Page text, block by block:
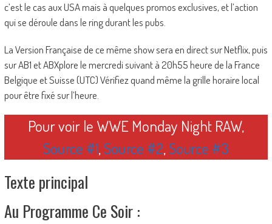
c’est le cas aux USA mais à quelques promos exclusives, et l’action
qui se déroule dans le ring durant les pubs.
La Version Française de ce même show sera en direct sur Netflix, puis
sur AB1 et ABXplore le mercredi suivant à 20h55 heure de la France
Belgique et Suisse (UTC) Vérifiez quand même la grille horaire local
pour être fixé sur l’heure.
Pour voir le WWE Monday Night RAW,
Source #1,Source #2,Source #3
Texte principal
Au Programme Ce Soir :